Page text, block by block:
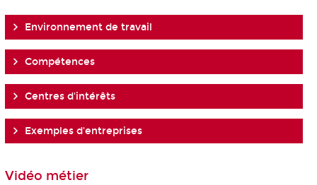
Environnement de travail
Compétences
Centres d'intérêts
Exemples d'entreprises
Vidéo métier